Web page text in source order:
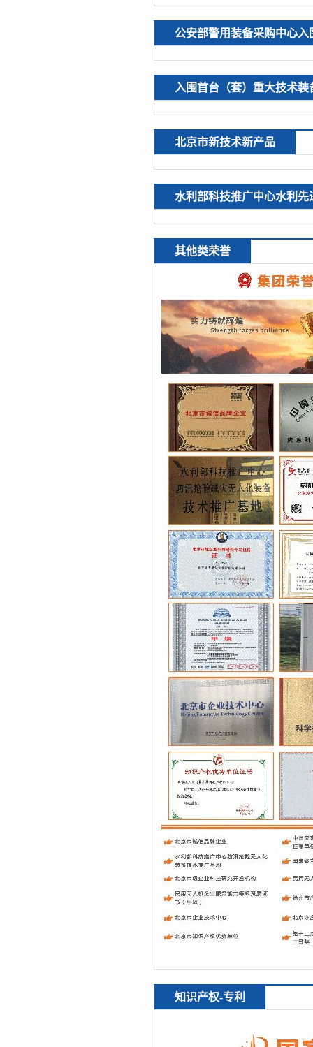
公安部警用装备采购中心入
入围首台（套）重大技术装
北京市新技术新产品
水利部科技推广中心水利
其他类荣誉
知识产权-专利